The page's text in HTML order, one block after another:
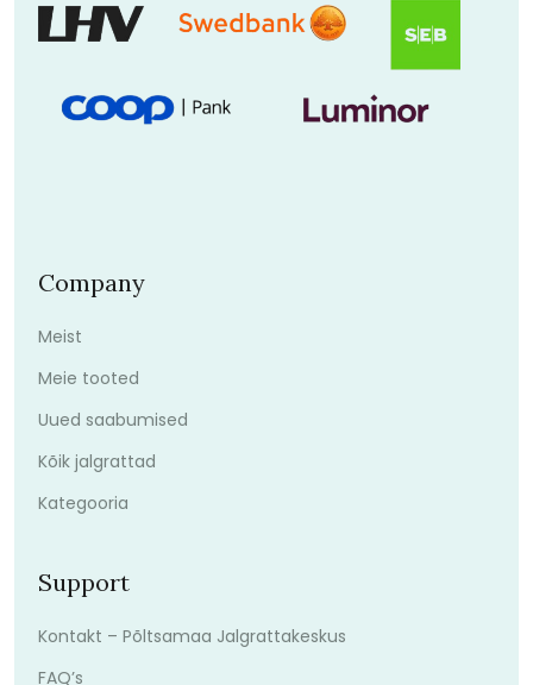
Company
Meist
Meie tooted
Uued saabumised
Kõik jalgrattad
Kategooria
Support
Kontakt – Põltsamaa Jalgrattakeskus
FAQ’s